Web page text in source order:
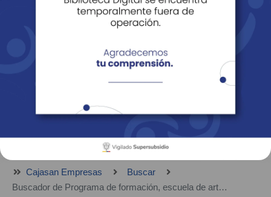
Revista Fácil Vivir
Sedes Directorio Servicios En Línea
Cajasan Empresas
Buscar
Buscador de Programa de formación, escuela de arte, escuela deportiva